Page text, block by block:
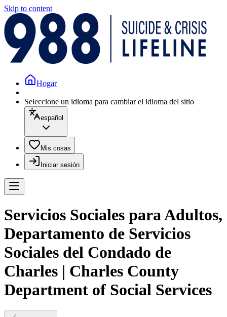
Skip to content
Hogar
Seleccione un idioma para cambiar el idioma del sitio
español
Mis cosas
Iniciar sesión
Servicios Sociales para Adultos,
Departamento de Servicios
Sociales del Condado de
Charles | Charles County
Department of Social Services